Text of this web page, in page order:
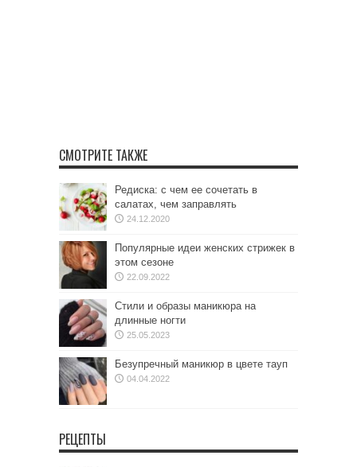
СМОТРИТЕ ТАКЖЕ
Редиска: с чем ее сочетать в
салатах, чем заправлять
24.12.2020
Популярные идеи женских стрижек в
этом сезоне
22.09.2022
Стили и образы маникюра на
длинные ногти
25.05.2023
Безупречный маникюр в цвете тауп
04.04.2022
РЕЦЕПТЫ